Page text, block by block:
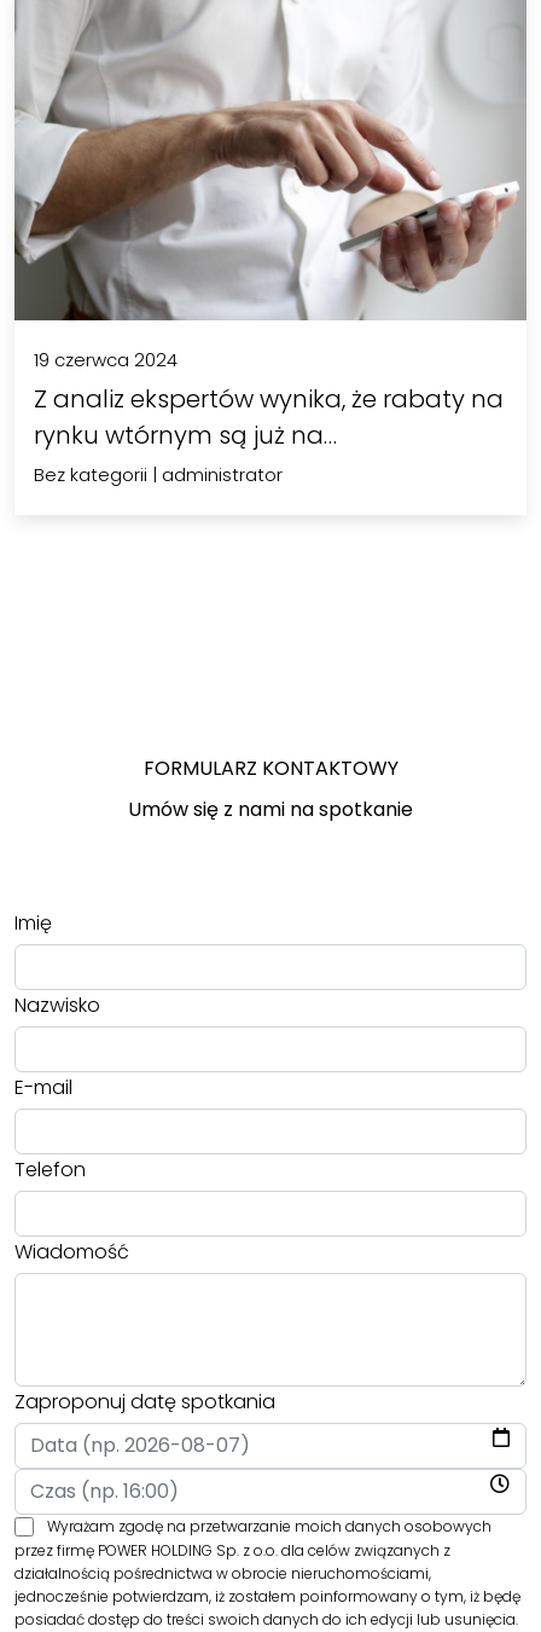
19 czerwca 2024
Z analiz ekspertów wynika, że rabaty na
rynku wtórnym są już na…
Bez kategorii | administrator
FORMULARZ KONTAKTOWY
Umów się z nami na spotkanie
Imię
Nazwisko
E-mail
Telefon
Wiadomość
Zaproponuj datę spotkania
Wyrażam zgodę na przetwarzanie moich danych osobowych
przez firmę POWER HOLDING Sp. z o.o. dla celów związanych z
działalnością pośrednictwa w obrocie nieruchomościami,
jednocześnie potwierdzam, iż zostałem poinformowany o tym, iż będę
posiadać dostęp do treści swoich danych do ich edycji lub usunięcia.